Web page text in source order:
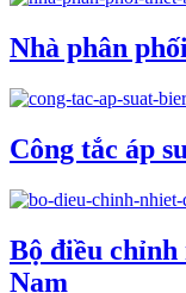
Nhà phân
Công tắc áp
Bộ điều
Nam